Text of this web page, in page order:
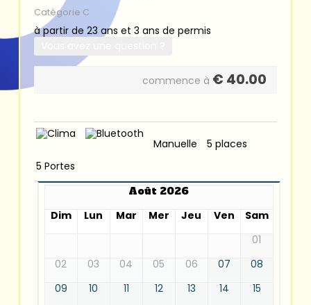
Catégorie C
à partir de 23 ans et 3 ans de permis
commence à € 40.00
Manuelle
5 places
5 Portes
Août 2026
Dim
Lun Mar Mer Jeu Ven
Sam
01
02
03 04 05 06 07
08
09
10 11 12 13 14
15